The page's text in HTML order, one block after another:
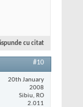
cu citat
#10
20th January
2008
Sibiu, RO
2.011